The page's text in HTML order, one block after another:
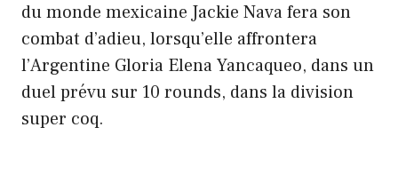
du monde mexicaine Jackie Nava fera son
combat d’adieu, lorsqu’elle affrontera
l’Argentine Gloria Elena Yancaqueo, dans un
duel prévu sur 10 rounds, dans la division
super coq.